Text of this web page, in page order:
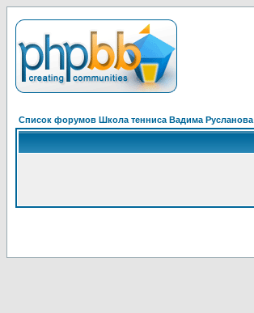
Список форумов Школа тенниса Вадима Русланова